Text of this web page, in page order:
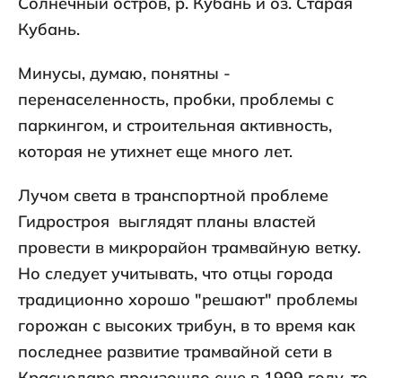
Кубань.
Минусы, думаю, понятны -
перенаселенность, пробки, проблемы с
паркингом, и строительная активность,
которая не утихнет еще много лет.
Лучом света в транспортной проблеме
Гидростроя выглядят планы властей
провести в микрорайон трамвайную ветку.
Но следует учитывать, что отцы города
традиционно хорошо "решают" проблемы
горожан с высоких трибун, в то время как
последнее развитие трамвайной сети в